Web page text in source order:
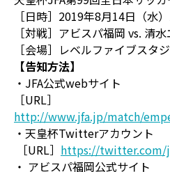
［日時］2019年8月14日（水
［対戦］アビスパ福岡 vs. 清
［会場］レベルファイブスタ
【告知方法】
・JFA公式webサイト
［URL］
http://www.jfa.jp/match/
・天皇杯Twitterアカウント
［URL］ https://twitter.com/
・ アビスパ福岡公式サイト